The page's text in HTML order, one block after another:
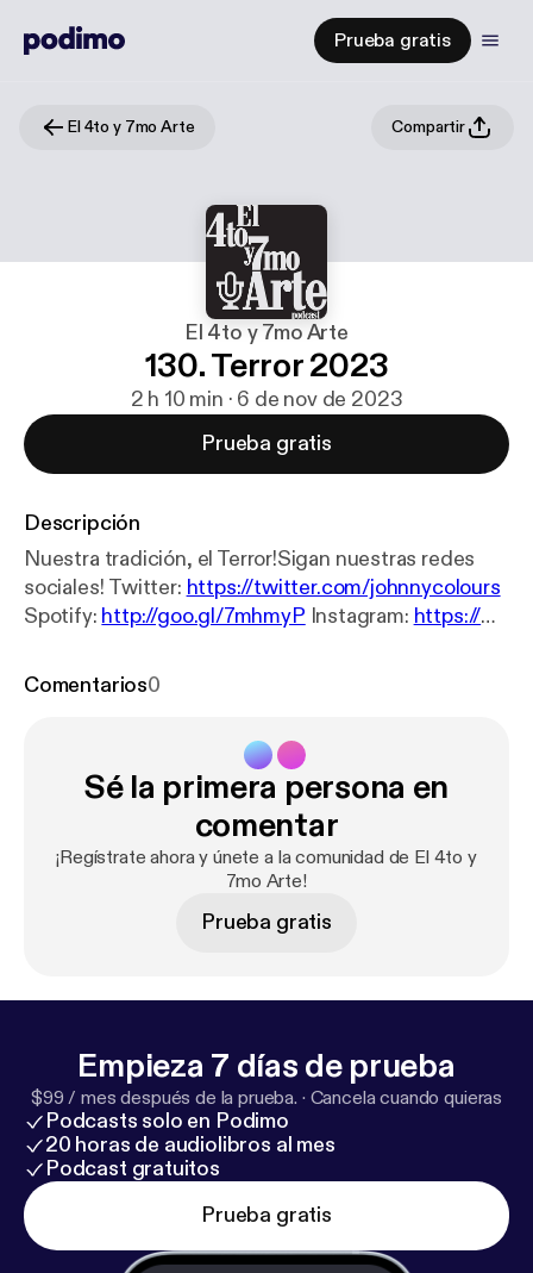
Prueba gratis
El 4to y 7mo Arte Compartir
El 4to y 7mo Arte
130. Terror 2023
2 h 10 min · 6 de nov de 2023
Prueba gratis
Descripción
Nuestra tradición, el Terror!Sigan nuestras redes
sociales! Twitter: https://twitter.com/johnnycolours
Spotify: http://goo.gl/7mhmyP Instagram: https://w
stagram.com/johnnycolours
Overcast:http://goo.gl/pv29wa
Producción a cargo de Mictlan Estudio.https://soun
dcloud.com/mictlanstudio https://goo.gl/ZvXwvC
Youtube:https://www.youtube.com/el4toy7moarte
Memento del Cine en Youtube:
https://www.youtub
ch.tv/johnnycolours
Comentarios0
Sé la primera persona en
comentar
¡Regístrate ahora y únete a la comunidad de El 4to y
7mo Arte!
Prueba gratis
Empieza 7 días de prueba
$99 / mes después de la prueba. · Cancela cuando quieras
Podcasts solo en Podimo
20 horas de audiolibros al mes
Podcast gratuitos
Prueba gratis